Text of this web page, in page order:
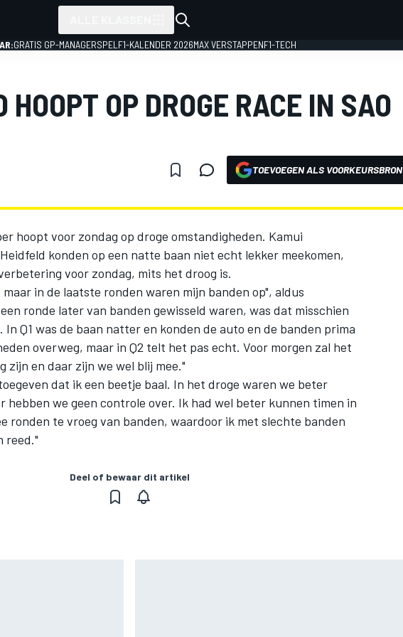
GRATIS GP-MANAGERSPEL F1-KALENDER 2026MAX VERSTAPPENF1-TECH
HOOPT OP DROGE RACE IN SAO
TOEVOEGEN ALS VOORKEURSBRON
hoopt voor zondag op droge omstandigheden. Kamui
konden op een natte baan niet echt lekker meekomen,
voor zondag, mits het droog is.
maar in de laatste ronden waren mijn banden op", aldus
ronde later van banden gewisseld waren, was dat misschien
Q1 was de baan natter en konden de auto en de banden prima
overweg, maar in Q2 telt het pas echt. Voor morgen zal het
zijn en daar zijn we wel blij mee."
dat ik een beetje baal. In het droge waren we beter
hebben we geen controle over. Ik had wel beter kunnen timen in
ronden te vroeg van banden, waardoor ik met slechte banden
reed."
Deel of bewaar dit artikel